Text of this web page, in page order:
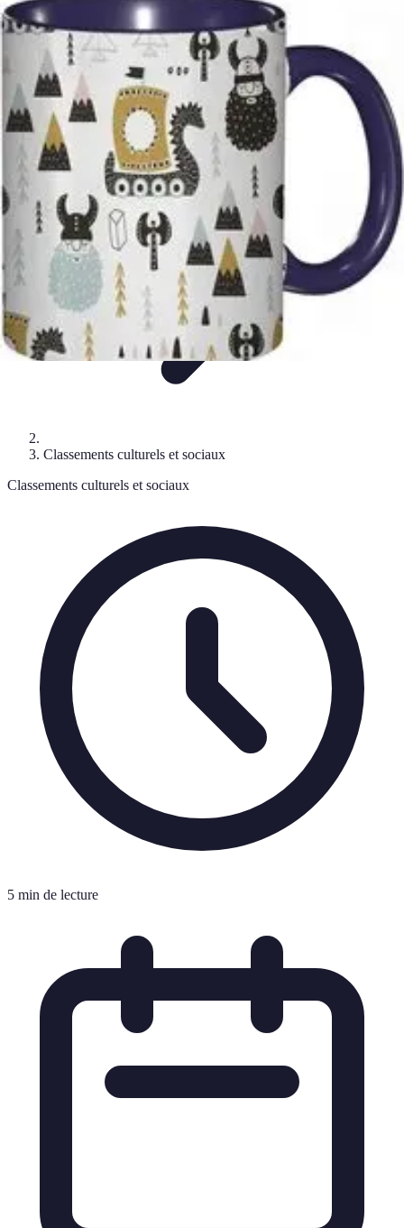
Classement Culturel
CultureTendancesSociétéConseilsTop
Classement Culturel
Classements culturels et sociaux
Classements culturels et sociaux
5 min de lecture